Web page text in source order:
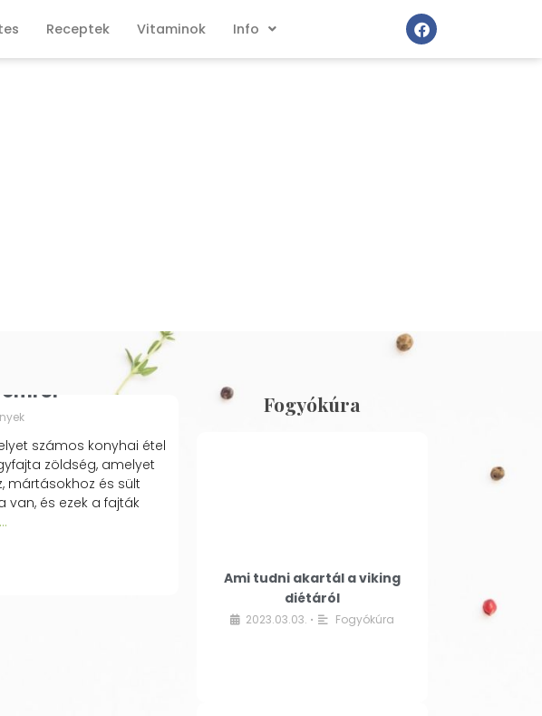
Receptek Vitaminok Info
számos konyhai étel
zöldség, amelyet
mártásokhoz és sült
van, és ezek a fajták
Fogyókúra
Ami tudni akartál a viking
diétáról
2023.03.03. • Fogyókúra